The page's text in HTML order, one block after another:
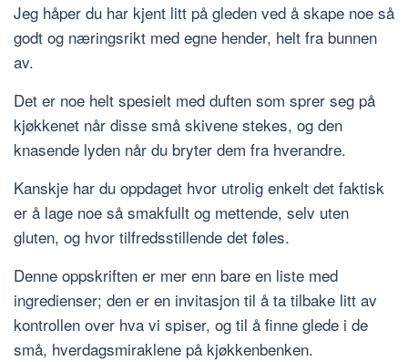
Jeg håper du har kjent litt på gleden ved å skape noe så
godt og næringsrikt med egne hender, helt fra bunnen
av.
Det er noe helt spesielt med duften som sprer seg på
kjøkkenet når disse små skivene stekes, og den
knasende lyden når du bryter dem fra hverandre.
Kanskje har du oppdaget hvor utrolig enkelt det faktisk
er å lage noe så smakfullt og mettende, selv uten
gluten, og hvor tilfredsstillende det føles.
Denne oppskriften er mer enn bare en liste med
ingredienser; den er en invitasjon til å ta tilbake litt av
kontrollen over hva vi spiser, og til å finne glede i de
små, hverdagsmiraklene på kjøkkenbenken.